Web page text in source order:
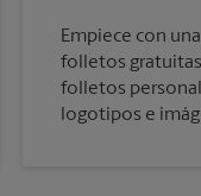
Empiece con
folletos
folletos
logotipos e